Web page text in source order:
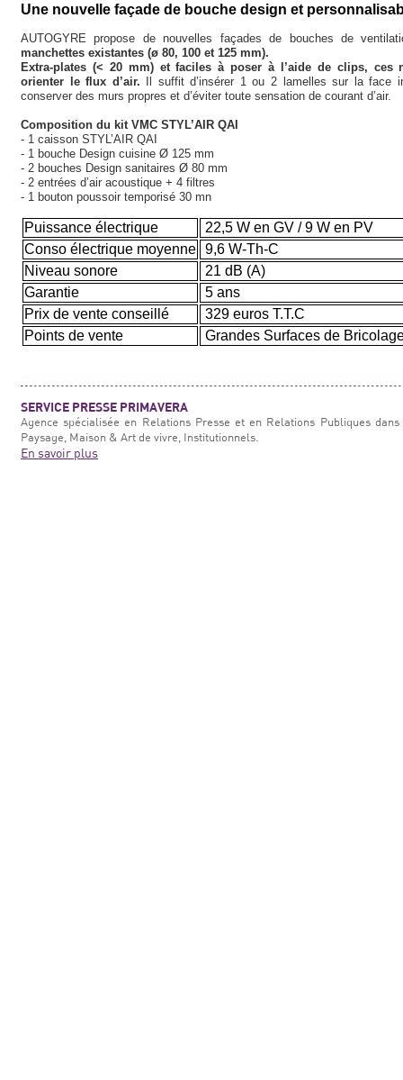
Une nouvelle façade de bouche design et
AUTOGYRE propose de nouvelles façades de bouches de
manchettes existantes (ø 80, 100 et 125 mm).
Extra-plates (< 20 mm) et faciles à poser à l’aide de clips, ces
orienter le flux d’air. Il suffit d’insérer 1 ou 2 lamelles sur la face
conserver des murs propres et d’éviter toute sensation de courant d’air.
Composition du kit VMC STYL’AIR QAI
- 1 caisson STYL’AIR QAI
- 1 bouche Design cuisine Ø 125 mm
- 2 bouches Design sanitaires Ø 80 mm
- 2 entrées d’air acoustique + 4 filtres
- 1 bouton poussoir temporisé 30 mn
Puissance électrique
22,5 W en GV / 9 W en PV
Conso électrique moyenne 9,6 W-Th-C
Niveau sonore
21 dB (A)
Garantie
5 ans
Prix de vente conseillé
329 euros T.T.C
Points de vente
Grandes Surfaces de
SERVICE PRESSE PRIMAVERA
Agence spécialisée en Relations Presse et en Relations Publiques
Paysage, Maison & Art de vivre, Institutionnels.
En savoir plus